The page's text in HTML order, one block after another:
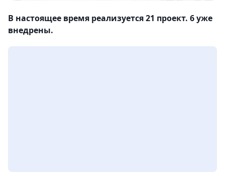
В настоящее время реализуется 21 проект. 6 уже
внедрены.